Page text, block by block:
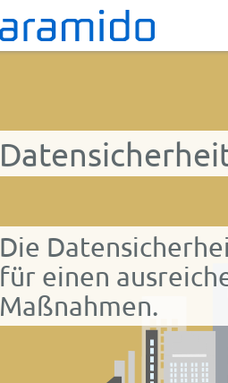
Die
für einen
Maßnahmen.